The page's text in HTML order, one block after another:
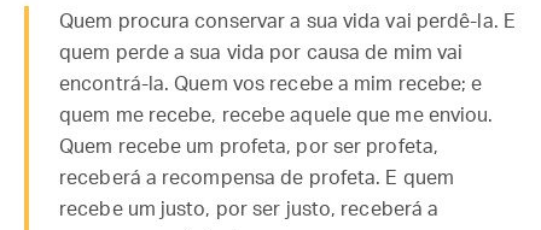
Quem procura conservar a sua vida vai perdê-la. E
quem perde a sua vida por causa de mim vai
encontrá-la. Quem vos recebe a mim recebe; e
quem me recebe, recebe aquele que me enviou.
Quem recebe um profeta, por ser profeta,
receberá a recompensa de profeta. E quem
recebe um justo, por ser justo, receberá a